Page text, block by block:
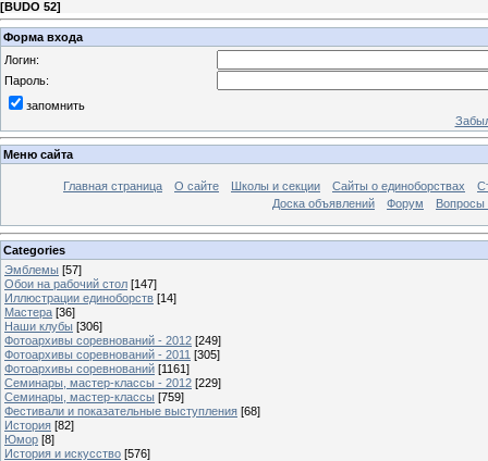
[BUDO 52]
Форма входа
Логин:
Пароль:
запомнить
Меню сайта
Главная страница О сайте Школы и секции Сайты о единоборствах
Доска объявлений
Форум Вопросы
Categories
Эмблемы [57]
Обои на рабочий стол [147]
Иллюстрации единоборств [14]
Мастера [36]
Наши клубы [306]
Фотоархивы соревнований - 2012 [249]
Фотоархивы соревнований - 2011 [305]
Фотоархивы соревнований [1161]
Семинары, мастер-классы - 2012 [229]
Семинары, мастер-классы [759]
Фестивали и показательные выступления [68]
История [82]
Юмор [8]
История и искусство [576]